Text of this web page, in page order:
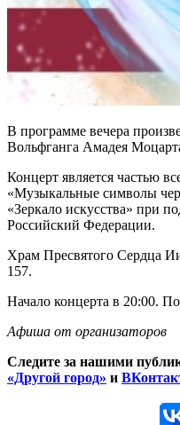
В программе вечера
Вольфганга Амадея
Концерт является частью
«Музыкальные символы
«Зеркало искусства» при
Российский Федерации.
Храм Пресвятого Сердца
157.
Начало концерта в 20:00.
Афиша от организаторов
Следите за нашими
«Другой город» и